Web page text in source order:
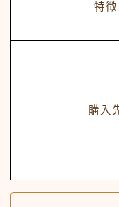
特徴
購入